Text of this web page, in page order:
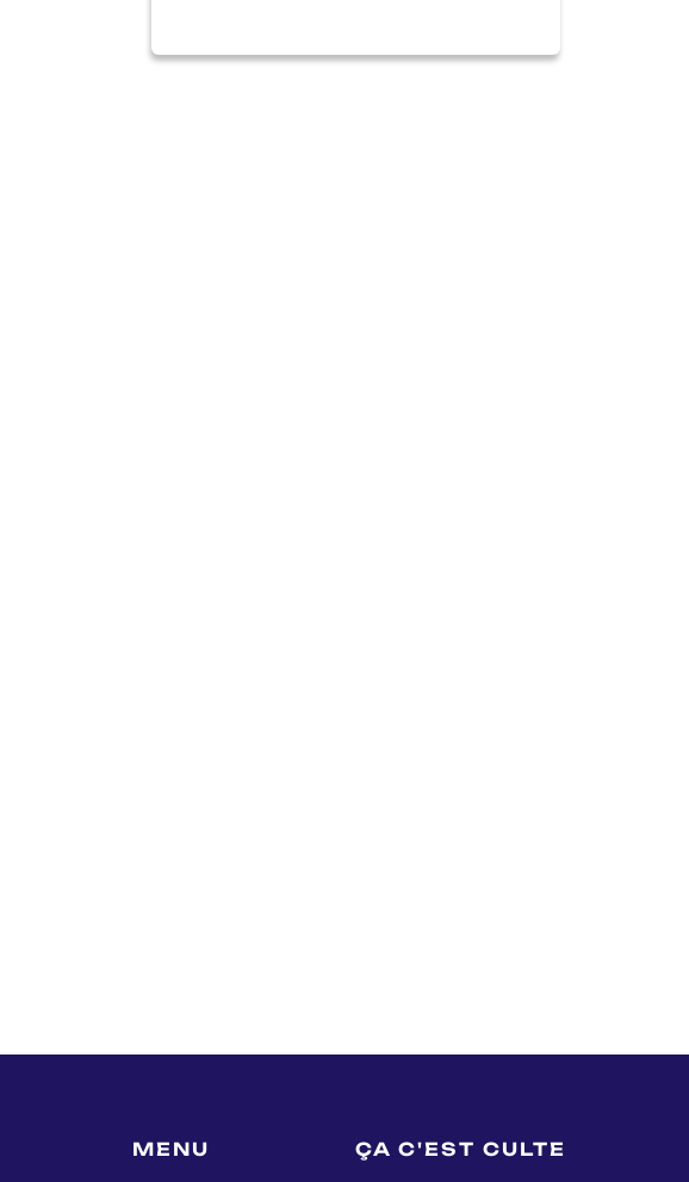
MENU ÇA C'EST CULTE